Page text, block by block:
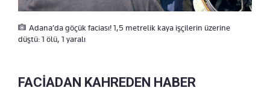
Adana’da göçük faciası! 1,5 metrelik kaya işçilerin üzerine
düştü: 1 ölü, 1 yaralı
FACİADAN KAHREDEN HABER